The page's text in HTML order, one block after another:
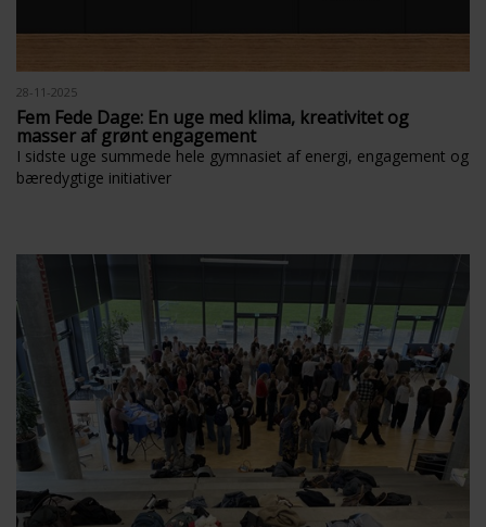
28-11-2025
Fem Fede Dage: En uge med klima, kreativitet og
masser af grønt engagement
I sidste uge summede hele gymnasiet af energi, engagement og
bæredygtige initiativer